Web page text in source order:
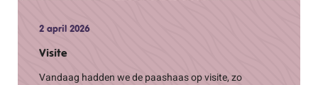
2 april 2026
Visite
Vandaag hadden we de paashaas op visite, zo